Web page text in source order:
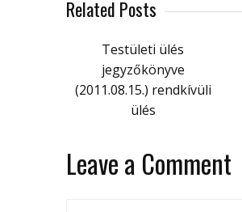
Related Posts
Testületi ülés
jegyzőkönyve
(2011.08.15.) rendkívüli
ülés
Leave a Comment